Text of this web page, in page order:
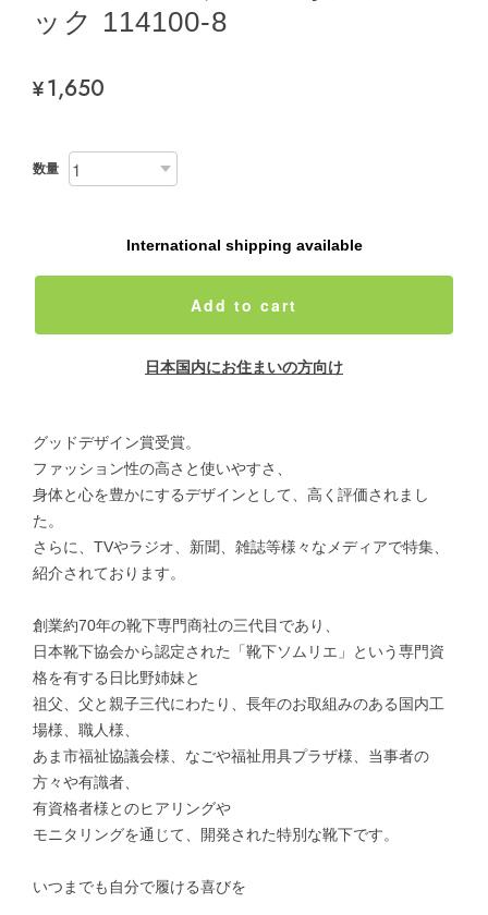
ック 114100-8
¥1,650
数量
International shipping available
Add to cart
日本国内にお住まいの方向け
グッドデザイン賞受賞。
ファッション性の高さと使いやすさ、
身体と心を豊かにするデザインとして、高く評価されまし
た。
さらに、TVやラジオ、新聞、雑誌等様々なメディアで特集、
紹介されております。
創業約70年の靴下専門商社の三代目であり、
日本靴下協会から認定された「靴下ソムリエ」という専門資
格を有する日比野姉妹と
祖父、父と親子三代にわたり、長年のお取組みのある国内工
場様、職人様、
あま市福祉協議会様、なごや福祉用具プラザ様、当事者の
方々や有識者、
有資格者様とのヒアリングや
モニタリングを通じて、開発された特別な靴下です。
いつまでも自分で履ける喜びを